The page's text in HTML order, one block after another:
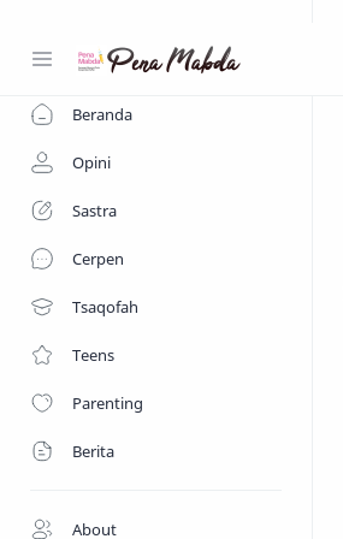
Beranda
Opini
Sastra
Cerpen
Tsaqofah
Teens
Parenting
Berita
About